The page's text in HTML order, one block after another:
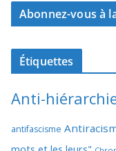
Abonnez-vous à
Étiquettes
Anti-
antifascisme